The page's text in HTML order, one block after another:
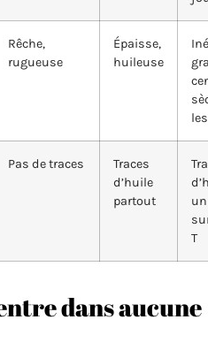
Rêche,
rugueuse
Épaisse,
huileuse
Pas de traces
Traces
d’huile
partout
T
dans aucune